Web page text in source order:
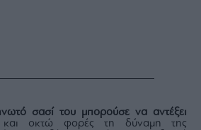
σασί του μπορούσε να αντέξει
οκτώ φορές τη δύναμη της